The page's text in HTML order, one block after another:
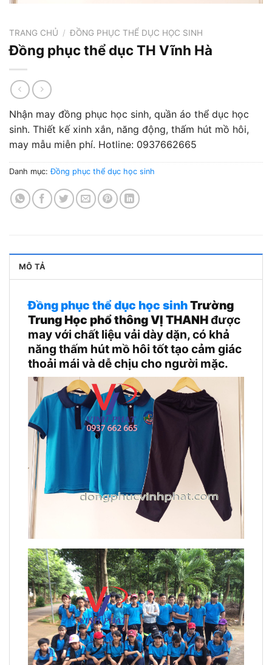
TRANG CHỦ / ĐỒNG PHỤC THỂ DỤC HỌC SINH
Đồng phục thể dục TH Vĩnh Hà
Nhận may đồng phục học sinh, quần áo thể dục học
sinh. Thiết kế xinh xắn, năng động, thấm hút mồ hôi,
may mẫu miễn phí. Hotline: 0937662665
Danh mục:Đồng phục thể dục học sinh
MÔ TẢ
Đồng phục thể dục học sinhTrường
Trung Học phổ thông VỊ THANHđược
may với chất liệu vải dày dặn, có khả
năng thấm hút mồ hôi tốt tạo cảm giác
thoải mái và dễ chịu cho người mặc.